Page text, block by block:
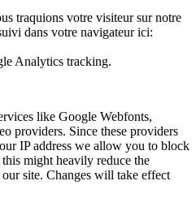
traquions votre visiteur sur notre
dans votre navigateur ici:
Analytics tracking.
like Google Webfonts,
providers. Since these providers
IP address we allow you to block
this might heavily reduce the
site. Changes will take effect